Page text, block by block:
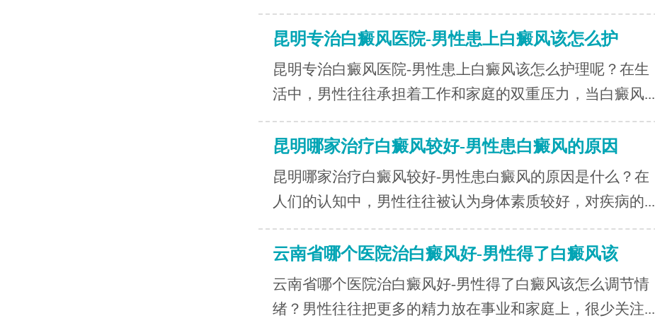
昆明专治白癜风医院-男性患上白癜风该怎么护
昆明专治白癜风医院-男性患上白癜风该怎么护理呢？在生
活中，男性往往承担着工作和家庭的双重压力，当白癜风...
昆明哪家治疗白癜风较好-男性患白癜风的原因
昆明哪家治疗白癜风较好-男性患白癜风的原因是什么？在
人们的认知中，男性往往被认为身体素质较好，对疾病的...
云南省哪个医院治白癜风好-男性得了白癜风该
云南省哪个医院治白癜风好-男性得了白癜风该怎么调节情
绪？男性往往把更多的精力放在事业和家庭上，很少关注...